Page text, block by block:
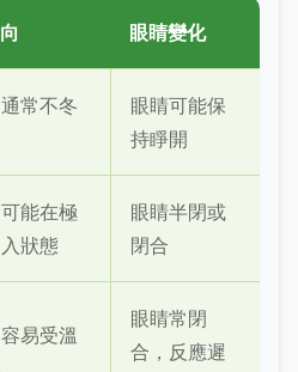
眼睛變化
常不冬
眼睛可能保
持睜開
能在極
狀態
眼睛半閉或
閉合
易受溫
眼睛常閉
合，反應遲